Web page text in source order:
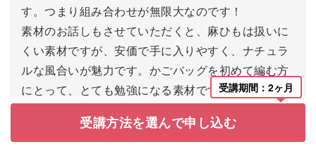
す。つまり組み合わせが無限大なのです！
素材のお話しもさせていただくと、麻ひもは扱いに
くい素材ですが、安価で手に入りやすく、ナチュラ
ルな風合いが魅力です。かごバッグを初めて編む方
にとって、とても勉強になる素材です。硬いけれ
受講期間：2ヶ月
受講方法を選んで申し込む